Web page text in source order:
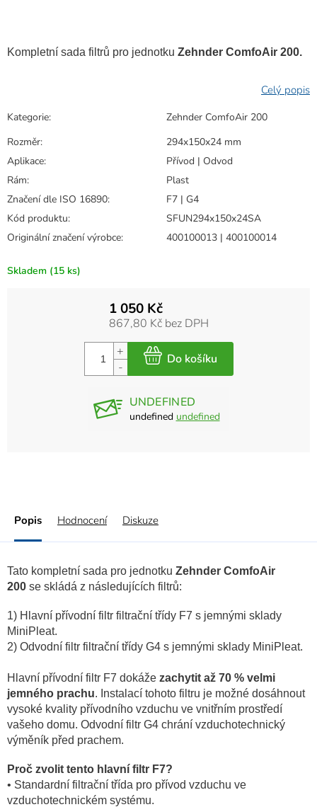
Skladem (15 ks)
Kompletní sada filtrů pro jednotku Zehnder ComfoAir 200.
Kategorie:
Zehnder ComfoAir 200
Rozměr:
294x150x24 mm
Aplikace:
Přívod | Odvod
Rám:
Plast
Značení dle ISO 16890:
F7 | G4
Kód produktu:
SFUN294x150x24SA
Originální značení výrobce: 400100013 | 400100014
1 050 Kč
867,80 Kč bez DPH
UNDEFINED
undefined undefined
Popis Hodnocení Diskuze
Tato kompletní sada pro jednotku Zehnder ComfoAir
200 se skládá z následujících filtrů:
1) Hlavní přívodní filtr filtrační třídy F7 s jemnými sklady
MiniPleat.
2) Odvodní filtr filtrační třídy G4 s jemnými sklady MiniPleat.
Hlavní přívodní filtr F7 dokáže zachytit až 70 % velmi
jemného prachu. Instalací tohoto filtru je možné dosáhnout
vysoké kvality přívodního vzduchu ve vnitřním prostředí
vašeho domu. Odvodní filtr G4 chrání vzduchotechnický
výměník před prachem.
Proč zvolit tento hlavní filtr F7?
• Standardní filtrační třída pro přívod vzduchu ve
vzduchotechnickém systému.